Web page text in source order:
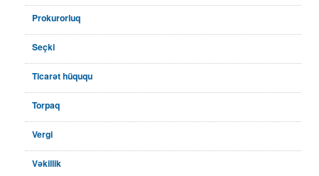
Prokurorluq
Seçki
Ticarət hüququ
Torpaq
Vergi
Vəkillik